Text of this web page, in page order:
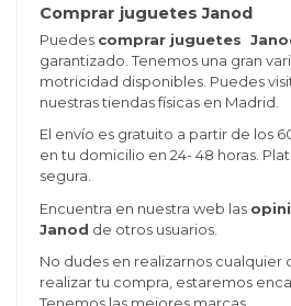
Comprar juguetes Janod
Puedes comprar juguetes
garantizado. Tenemos una gran
motricidad disponibles. Puedes
nuestras tiendas físicas en Madrid.
El envío es gratuito a partir de los
en tu domicilio en 24- 48 horas.
segura.
Encuentra en nuestra web las
Janod de otros usuarios.
No dudes en realizarnos cualquier
realizar tu compra, estaremos